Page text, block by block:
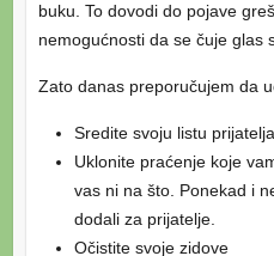
buku. To dovodi do pojave
nemogućnosti da se čuje glas
Zato danas preporučujem da
Sredite svoju listu prijatelja
Uklonite praćenje koje
vas ni na što. Ponekad i
dodali za prijatelje.
Očistite svoje zidove